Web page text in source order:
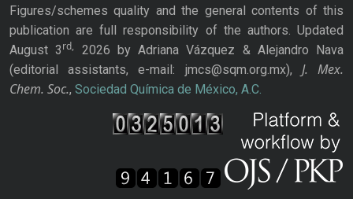
Figures/schemes quality and the general contents of this
publication are full responsibility of the authors. Updated
August 3rd,
2026 by Adriana Vázquez & Alejandro Nava
(editorial assistants, e-mail: jmcs@sqm.org.mx), J. Mex.
Chem. Soc., Sociedad Química de México, A.C.